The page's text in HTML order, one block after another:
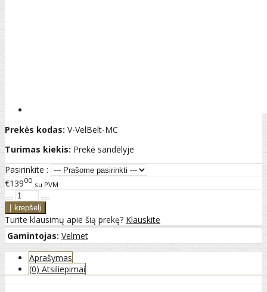
Prekės kodas: V-VelBelt-MC
Turimas kiekis: Prekė sandėlyje
Pasirinkite :
€13900 su PVM
Turite klausimų apie šią prekę? Klauskite
Gamintojas: Velmet
Aprašymas
(0) Atsiliepimai